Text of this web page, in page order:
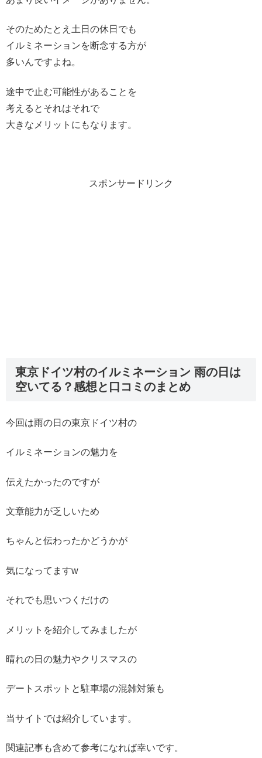
そのためたとえ土日の休日でも
イルミネーションを断念する方が
多いんですよね。
途中で止む可能性があることを
考えるとそれはそれで
大きなメリットにもなります。
スポンサードリンク
東京ドイツ村のイルミネーション 雨の日は
空いてる？感想と口コミのまとめ
今回は雨の日の東京ドイツ村の
イルミネーションの魅力を
伝えたかったのですが
文章能力が乏しいため
ちゃんと伝わったかどうかが
気になってますw
それでも思いつくだけの
メリットを紹介してみましたが
晴れの日の魅力やクリスマスの
デートスポットと駐車場の混雑対策も
当サイトでは紹介しています。
関連記事も含めて参考になれば幸いです。